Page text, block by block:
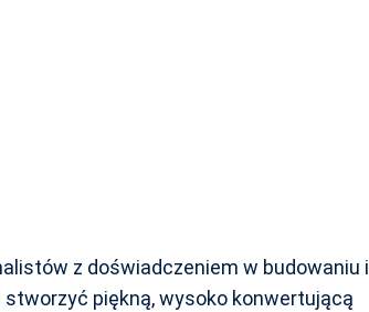
z doświadczeniem w budowaniu i
piękną, wysoko konwertującą